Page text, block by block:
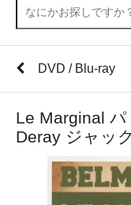
DVD / Blu-ray
Le Marginal
Deray ジャッ